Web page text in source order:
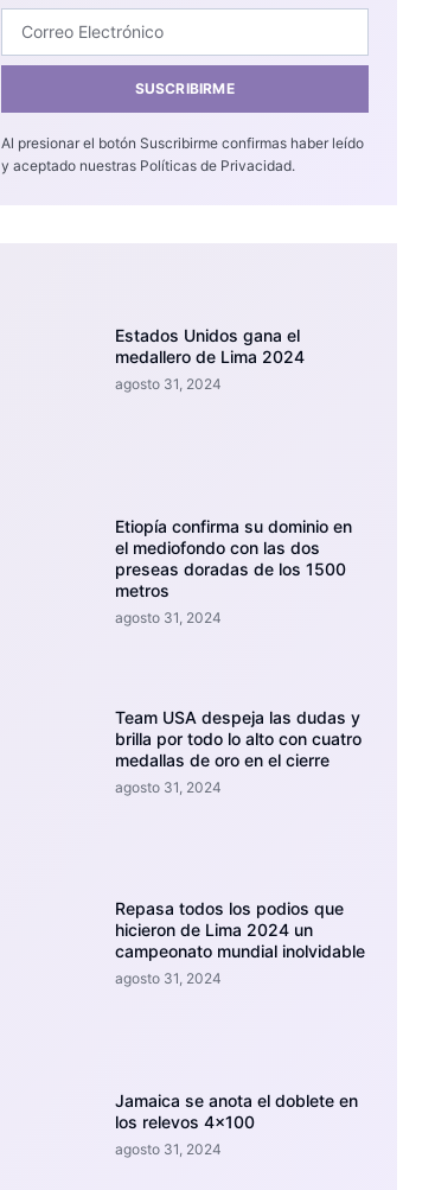
SUSCRIBIRME
Al presionar el botón Suscribirme confirmas haber leído
y aceptado nuestras Políticas de Privacidad.
Estados Unidos gana el
medallero de Lima 2024
agosto 31, 2024
Etiopía confirma su dominio en
el mediofondo con las dos
preseas doradas de los 1500
metros
agosto 31, 2024
Team USA despeja las dudas y
brilla por todo lo alto con cuatro
medallas de oro en el cierre
agosto 31, 2024
Repasa todos los podios que
hicieron de Lima 2024 un
campeonato mundial inolvidable
agosto 31, 2024
Jamaica se anota el doblete en
los relevos 4×100
agosto 31, 2024